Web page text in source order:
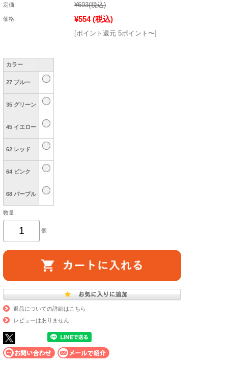
定価: ¥693(税込)
価格: ¥554 (税込)
[ポイント還元 5ポイント〜]
カラー
27 ブルー
35 グリーン
45 イエロー
62 レッド
64 ピンク
68 パープル
数量:
個
返品についての詳細はこちら
レビューはありません